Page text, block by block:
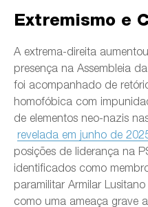
Extremismo e
A extrema-direita
presença na Assembleia
foi acompanhado de
homofóbica com
de elementos neo-nazis
revelada em junho de
posições de liderança na
identificados como
paramilitar Armilar
como uma ameaça grave